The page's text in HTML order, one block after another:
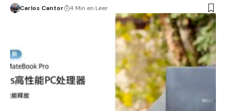
Carlos Cantor 4 Min en Leer